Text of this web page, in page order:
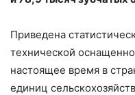
Приведена
технической
настоящее время в
единиц